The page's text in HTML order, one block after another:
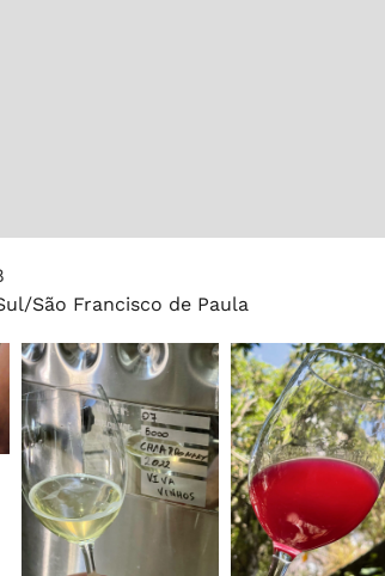
/São Francisco de Paula